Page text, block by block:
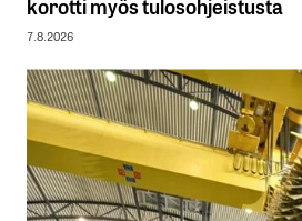
korotti myös tulosohjeistusta
7.8.2026